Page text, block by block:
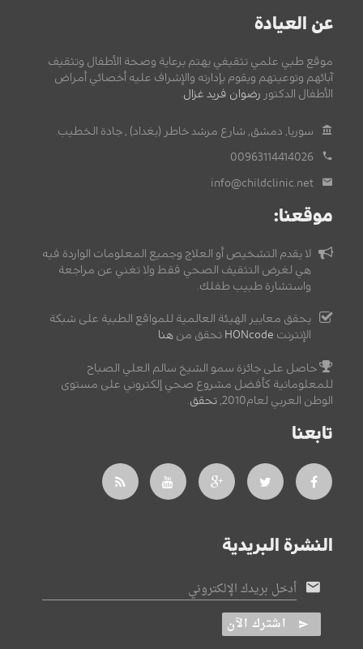
عن العيادة
موقع طبي علمي تثقيفي يهتم برعاية وصحة الأطفال وتثقيف
آبائهم وتوعيتهم ويقوم بإدارته والإشراف عليه أخصائي أمراض
الأطفال الدكتور رضوان فريد غزال
سوريا, دمشق, شارع مرشد خاطر (بغداد) , جادة الخطيب.
00963114414026
info@childclinic.net
موقعنا:
لا يقدم التشخيص أو العلاج وجميع المعلومات الواردة فيه
هي لغرض التثقيف الصحي فقط ولا تغني عن مراجعة
واستشارة طبيب طفلك.
يحقق معايير الهيئة العالمية للمواقع الطبية على شبكة
الإنترنت HONcode تحقق من هنا
حاصل على جائزة سمو الشيخ سالم العلي الصباح
للمعلوماتية كأفضل مشروع صحي إلكتروني على مستوى
الوطن العربي لعام2010,
تحقق
تابعنا
النشرة البريدية
أدخل بريدك الإلكتروني
اشترك الآن